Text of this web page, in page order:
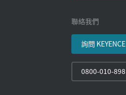
聯絡我們
詢問 KEYENCE
0800-010-898